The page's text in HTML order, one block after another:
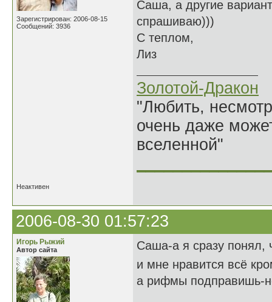
Зарегистрирован: 2006-08-15
Сообщений: 3936
Саша, а другие
спрашиваю)))
С теплом,
Лиз
Золотой-Дракон
"Любить,
очень даже
вселенной"
Неактивен
2006-08-30 01:57:23
Игорь Рыжий
Автор сайта
Саша-а я сразу понял,
и мне нравится всё
а рифмы подправишь-